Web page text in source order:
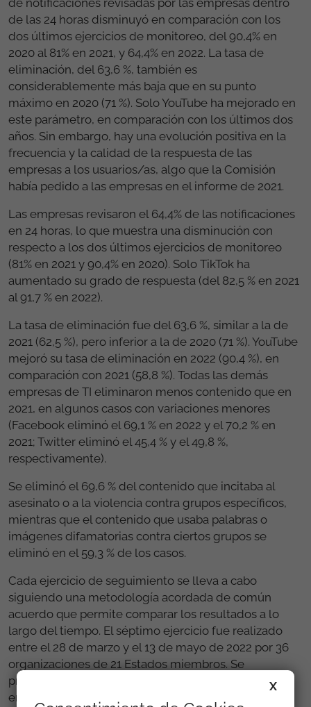
de notificaciones revisadas por las empresas dentro
de las 24 horas disminuyó en comparación con los
dos últimos ejercicios de monitoreo, del 90,4% en
2020 al 81% en 2021, y 64,4% en 2022. La tasa de
eliminación, del 63,6 %, también es
considerablemente más baja que en su punto
máximo en 2020 (71 %). Solo YouTube ha mejorado en
este parámetro, en comparación con los últimos dos
años. Sin embargo, hay una evolución positiva en la
frecuencia y la calidad de la respuesta de las
empresas a los usuarios/as, algo que la Comisión
había pedido a las empresas en el informe de 2021.
Las empresas revisaron el 64,4% de las notificaciones
en 24 horas, lo que muestra una disminución con
respecto a los dos últimos ejercicios de monitoreo
(81% en 2021 y 90,4% en 2020). Solo TikTok ha
aumentado su grado de respuesta (del 82,5 % en 2021
al 91,7 % en 2022).
La tasa de eliminación fue del 63,6 %, similar a la de
2021 (62,5 %), pero inferior a la de 2020 (71 %). YouTube
mejoró su tasa de eliminación en 2022 (90,4 %), en
comparación con 2021 (58,8 %). Todas las demás
empresas de TI eliminaron menos contenido que en
2021, en algunos casos con variaciones menores
(Facebook eliminó el 69,1 % en 2022 y el 70,2 % en
2021; Twitter eliminó el 45,4 % y el 49,8 %,
respectivamente).
Se eliminó el 69,6 % del contenido que incitaba al
asesinato o a la violencia contra grupos específicos,
mientras que el contenido que usaba palabras o
imágenes difamatorias contra ciertos grupos se
eliminó en el 59,3 % de los casos.
Cada ejercicio de seguimiento se lleva a cabo
siguiendo una metodología acordada de común
acuerdo que permite comparar los resultados a lo
largo del tiempo. El séptimo ejercicio fue realizado
entre el 28 de marzo y el 13 de mayo de 2022 por 36
organizaciones de 21 Estados miembros. Se
presentaron un total de 3.634 notificaciones a las
empresas de TI. Se enviaron 2.765 notificaciones a
X